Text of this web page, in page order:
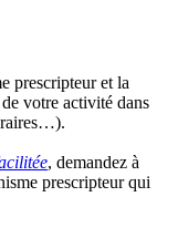
prescripteur et la
votre activité dans
, demandez à
prescripteur qui